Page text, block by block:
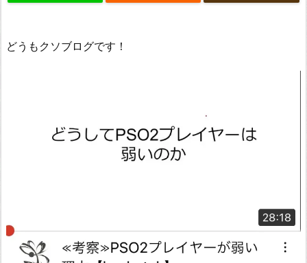
どうもクソブログです！